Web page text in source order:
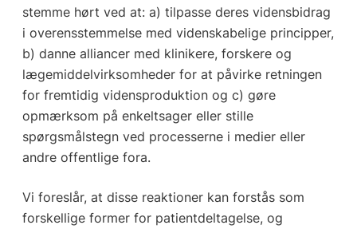
stemme hørt ved at: a) tilpasse deres vidensbidrag
i overensstemmelse med videnskabelige principper,
b) danne alliancer med klinikere, forskere og
lægemiddelvirksomheder for at påvirke retningen
for fremtidig vidensproduktion og c) gøre
opmærksom på enkeltsager eller stille
spørgsmålstegn ved processerne i medier eller
andre offentlige fora.
Vi foreslår, at disse reaktioner kan forstås som
forskellige former for patientdeltagelse, og